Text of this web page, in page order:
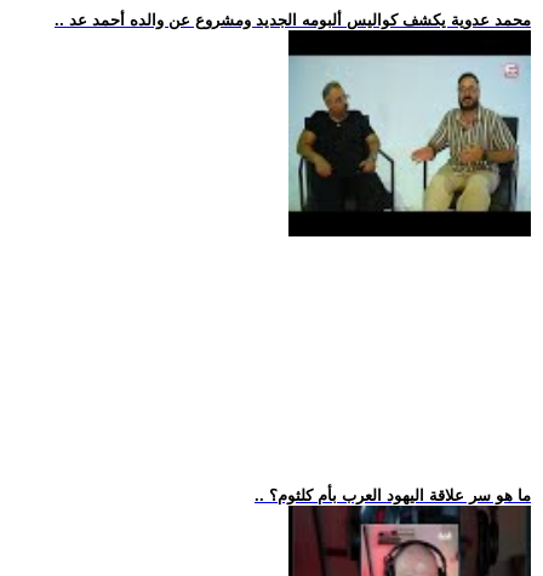
.. محمد عدوية يكشف كواليس ألبومه الجديد ومشروع عن والده أحمد عد
.. ما هو سر علاقة اليهود العرب بأم كلثوم؟